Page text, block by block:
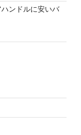
ンドルに安いバ